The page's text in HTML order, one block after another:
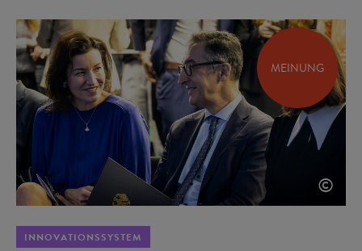
MEINUNG
©
INNOVATIONSSYSTEM